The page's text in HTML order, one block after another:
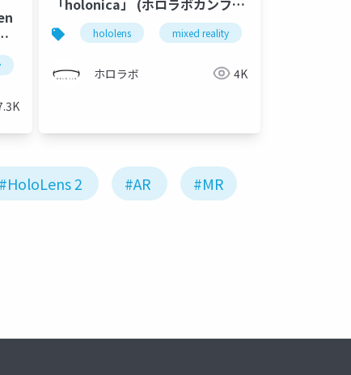
レンス 2022 株式会社大林組 中林
様 発表スライド)
hololens mixed reality
ホロラボ 4K
#HoloLens 2 #AR #MR